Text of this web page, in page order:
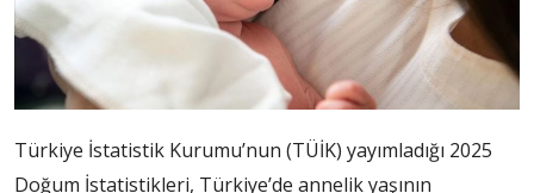
Türkiye İstatistik Kurumu’nun (TÜİK) yayımladığı 2025
Doğum İstatistikleri, Türkiye’de annelik yaşının